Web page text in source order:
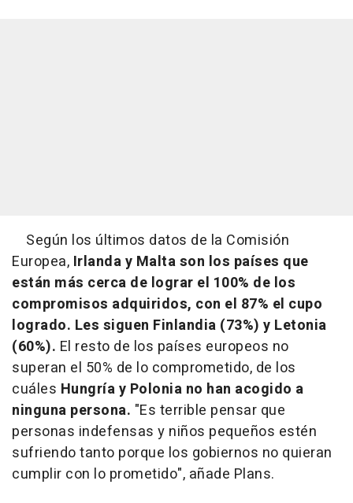
Según los últimos datos de la Comisión
Europea, Irlanda y Malta son los países que
están más cerca de lograr el 100% de los
compromisos adquiridos, con el 87% el cupo
logrado. Les siguen Finlandia (73%) y Letonia
(60%). El resto de los países europeos no
superan el 50% de lo comprometido, de los
cuáles Hungría y Polonia no han acogido a
ninguna persona. "Es terrible pensar que
personas indefensas y niños pequeños estén
sufriendo tanto porque los gobiernos no quieran
cumplir con lo prometido", añade Plans.